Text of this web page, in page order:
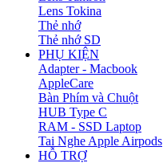
Lens Tokina
Thẻ nhớ
Thẻ nhớ SD
PHỤ KIỆN
Adapter - Macbook
AppleCare
Bàn Phím và Chuột
HUB Type C
RAM - SSD Laptop
Tai Nghe Apple Airpods
HỖ TRỢ